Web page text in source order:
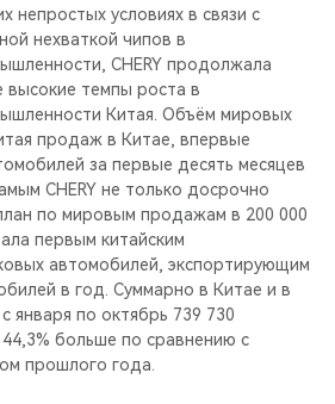
непростых условиях в связи с
нехваткой чипов в
CHERY продолжала
темпы роста в
Китая. Объём мировых
продаж в Китае, впервые
за первые десять месяцев
CHERY не только досрочно
по мировым продажам в 200 000
первым китайским
автомобилей, экспортирующим
в год. Суммарно в Китае и в
января по октябрь 739 730
больше по сравнению с
прошлого года.